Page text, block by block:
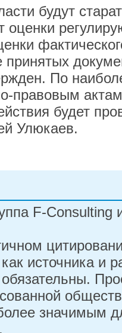
будут
оценки
По
правовым
будет
Улюкаев.
F-
источника и
обязательны.
значимым